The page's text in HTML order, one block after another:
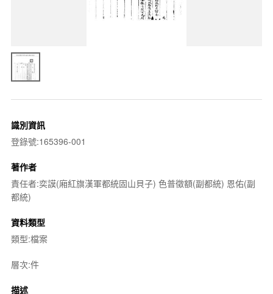
識別資訊
登錄號:165396-001
著作者
責任者:奕謨(廂紅旗漢軍都統固山貝子) 色普徵額(副都統) 恩佑(副
都統)
資料類型
類型:檔案
層次:件
描述